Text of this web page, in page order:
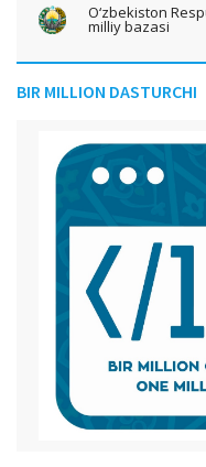
O‘zbekiston
milliy bazasi
BIR MILLION DASTURCHI